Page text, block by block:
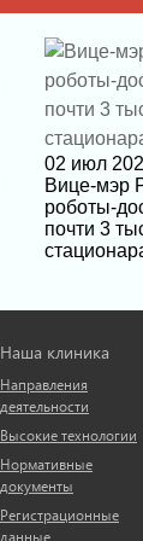
02 июл
Вице-мэр
роботы-
почти 3
Наша клиника
Направления
деятельности
Высокие технологии
Нормативные
документы
Регистрационные
данные